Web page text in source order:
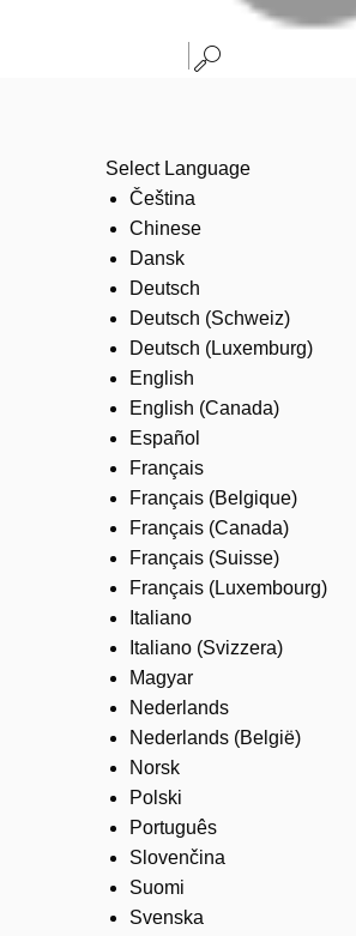
Select Language
Čeština
Chinese
Dansk
Deutsch
Deutsch (Schweiz)
Deutsch (Luxemburg)
English
English (Canada)
Español
Français
Français (Belgique)
Français (Canada)
Français (Suisse)
Français (Luxembourg)
Italiano
Italiano (Svizzera)
Magyar
Nederlands
Nederlands (België)
Norsk
Polski
Português
Slovenčina
Suomi
Svenska